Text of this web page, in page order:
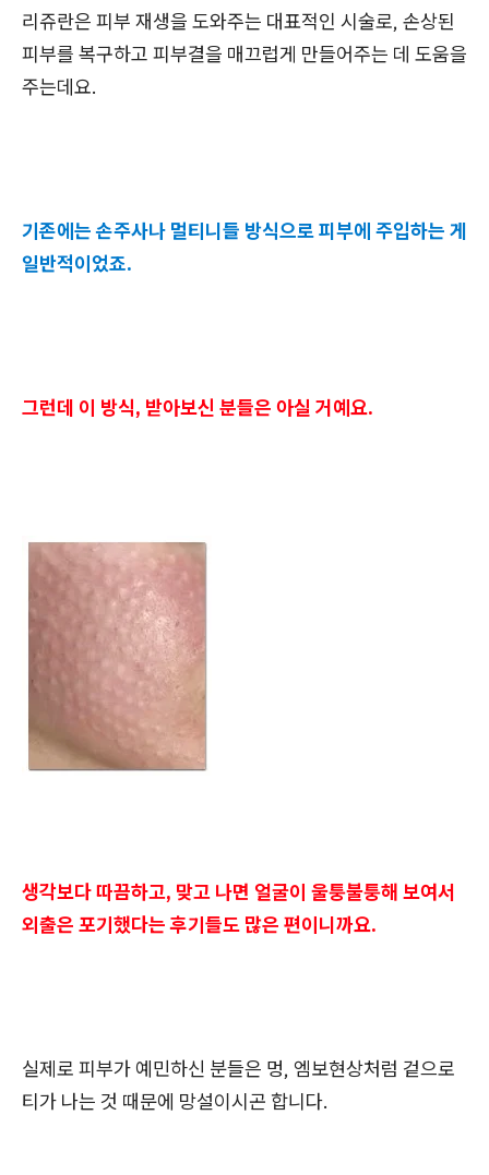
리쥬란은 피부 재생을 도와주는 대표적인 시술로, 손상된
피부를 복구하고 피부결을 매끄럽게 만들어주는 데 도움을
주는데요.
기존에는 손주사나 멀티니들 방식으로 피부에 주입하는 게
일반적이었죠.
그런데 이 방식, 받아보신 분들은 아실 거예요.
생각보다 따끔하고, 맞고 나면 얼굴이 울퉁불퉁해 보여서
외출은 포기했다는 후기들도 많은 편이니까요.
실제로 피부가 예민하신 분들은 멍, 엠보현상처럼 겉으로
티가 나는 것 때문에 망설이시곤 합니다.